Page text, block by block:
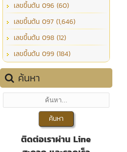
เลขขึ้นต้น 096 (60)
เลขขึ้นต้น 097 (1,646)
เลขขึ้นต้น 098 (12)
เลขขึ้นต้น 099 (184)
ค้นหา
ติดต่อเราผ่าน Line